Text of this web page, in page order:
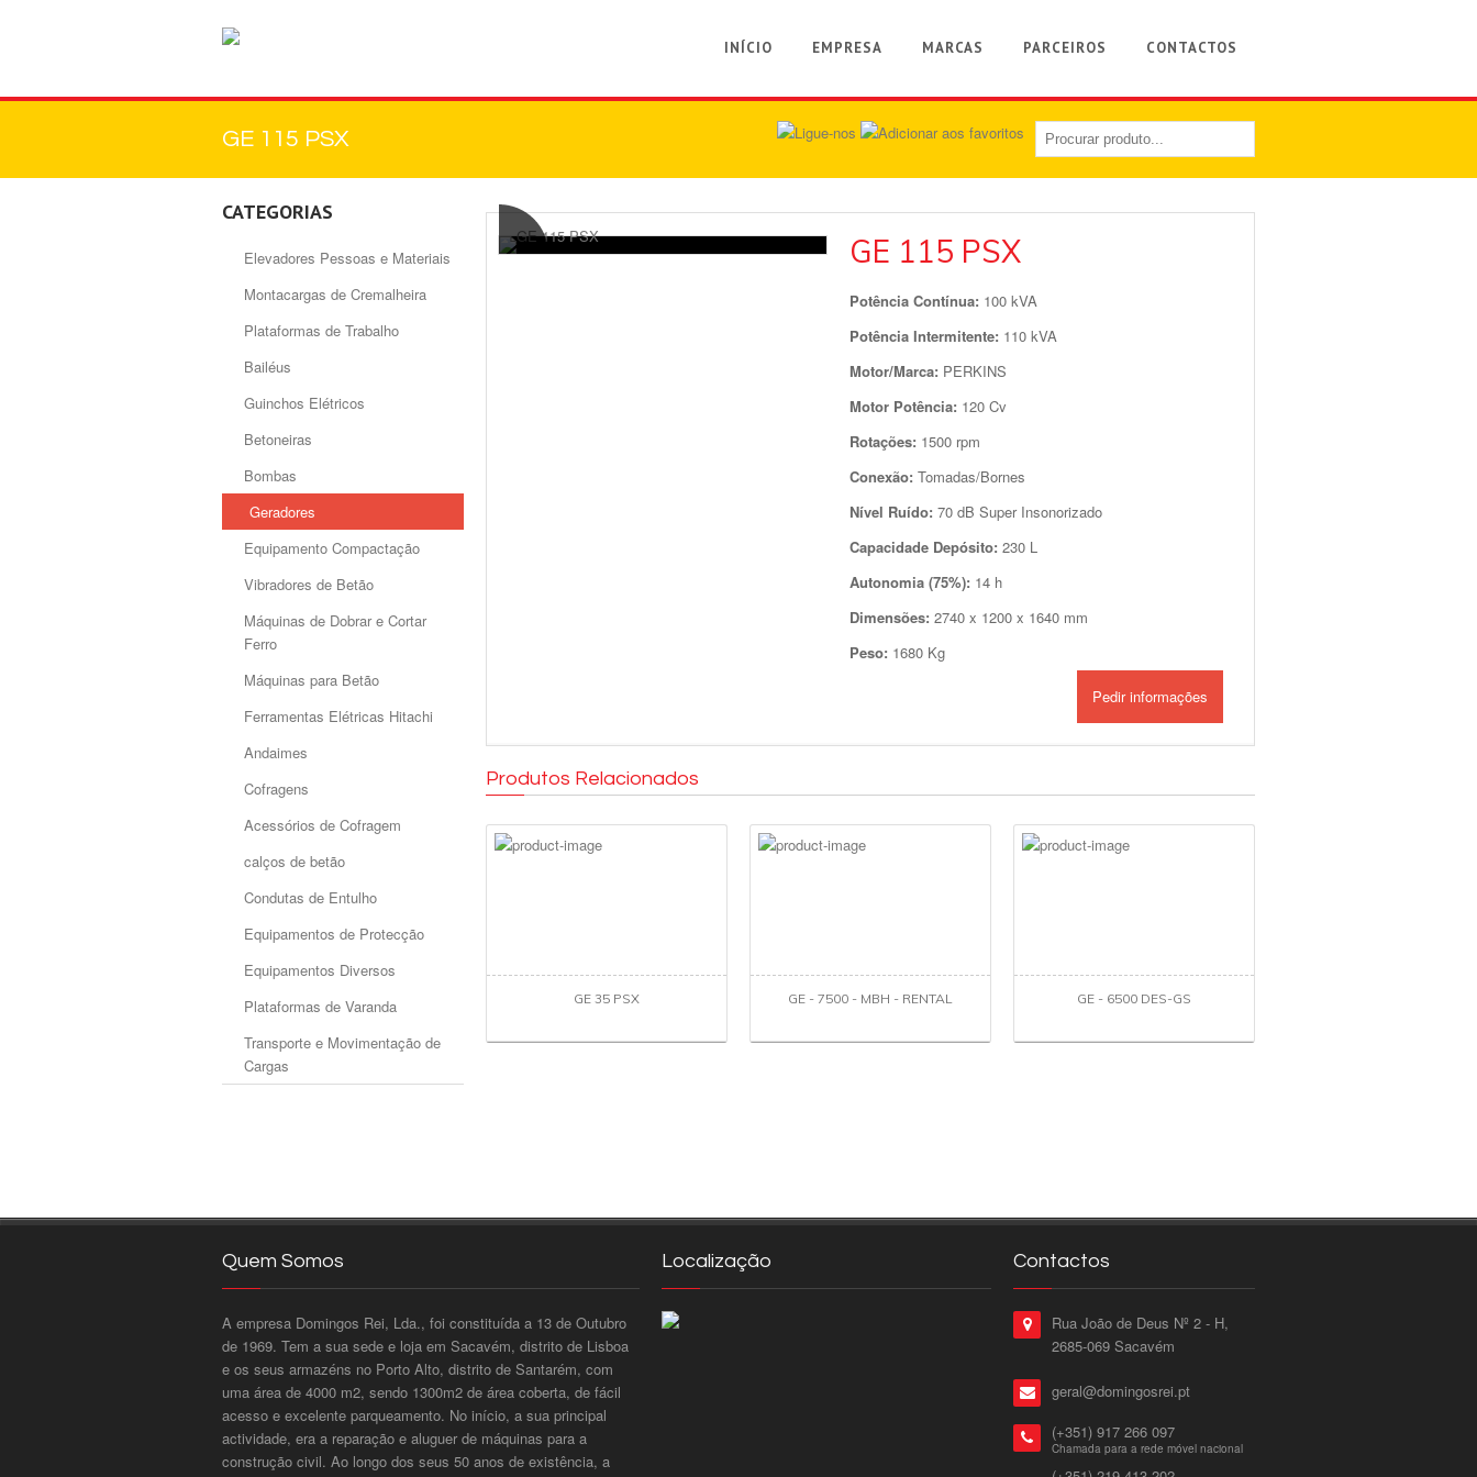
INÍCIO EMPRESA MARCAS PARCEIROS CONTACTOS
GE 115 PSX
CATEGORIAS
Elevadores Pessoas e Materiais
Montacargas de Cremalheira
Plataformas de Trabalho
Bailéus
Guinchos Elétricos
Betoneiras
Bombas
Geradores
Equipamento Compactação
Vibradores de Betão
Máquinas de Dobrar e Cortar
Ferro
Máquinas para Betão
Ferramentas Elétricas Hitachi
Andaimes
Cofragens
Acessórios de Cofragem
calços de betão
Condutas de Entulho
Equipamentos de Protecção
Equipamentos Diversos
Plataformas de Varanda
Transporte e Movimentação de
Cargas
GE 115 PSX
Potência Contínua: 100 kVA
Potência Intermitente: 110 kVA
Motor/Marca: PERKINS
Motor Potência: 120 Cv
Rotações: 1500 rpm
Conexão: Tomadas/Bornes
Nível Ruído: 70 dB Super Insonorizado
Capacidade Depósito: 230 L
Autonomia (75%): 14 h
Dimensões: 2740 x 1200 x 1640 mm
Peso: 1680 Kg
Pedir informações
Produtos Relacionados
GE 35 PSX GE - 7500 - MBH - RENTAL GE - 6500 DES-GS
Quem Somos
A empresa Domingos Rei, Lda., foi constituída a 13 de Outubro
de 1969. Tem a sua sede e loja em Sacavém, distrito de Lisboa
e os seus armazéns no Porto Alto, distrito de Santarém, com
uma área de 4000 m2, sendo 1300m2 de área coberta, de fácil
acesso e excelente parqueamento. No início, a sua principal
actividade, era a reparação e aluguer de máquinas para a
construção civil. Ao longo dos seus 50 anos de existência, a
Localização Contactos
Rua João de Deus Nº 2 - H,
2685-069 Sacavém
geral@domingosrei.pt
(+351) 917 266 097
Chamada para a rede móvel nacional